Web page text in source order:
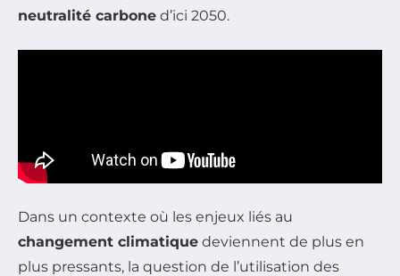
neutralité carbone d’ici 2050.
Dans un contexte où les enjeux liés au
changement climatique deviennent de plus en
plus pressants, la question de l’utilisation des